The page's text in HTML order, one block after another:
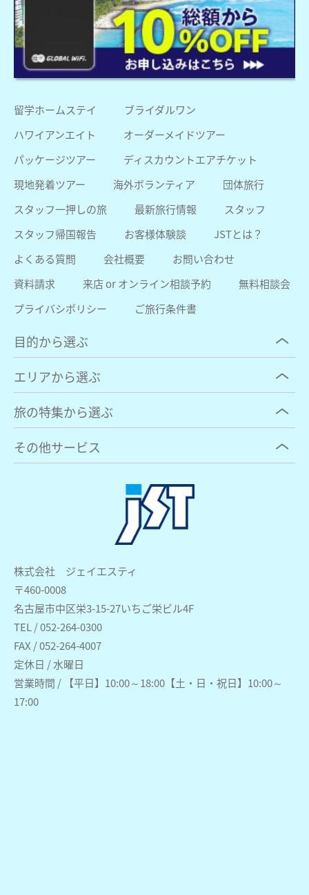
株式会社 ジェイエスティ
〒460-0008
名古屋市中区栄3-15-27いちご栄ビル4F
TEL / 052-264-0300
FAX / 052-264-4007
定休日 / 水曜日
営業時間 / 【平日】10:00～18:00【土・日・祝日】10:00～
17:00
留学ホームステイ
ブライダルワン
ハワイアンエイト
オーダーメイドツアー
パッケージツアー
ディスカウントエアチケット
現地発着ツアー
海外ボランティア
団体旅行
スタッフ一押しの旅
最新旅行情報
スタッフ
スタッフ帰国報告
お客様体験談
JSTとは？
よくある質問
会社概要
お問い合わせ
資料請求
来店 or オンライン相談予約
無料相談会
プライバシポリシー
ご旅行条件書
目的から選ぶ
エリアから選ぶ
旅の特集から選ぶ
その他サービス